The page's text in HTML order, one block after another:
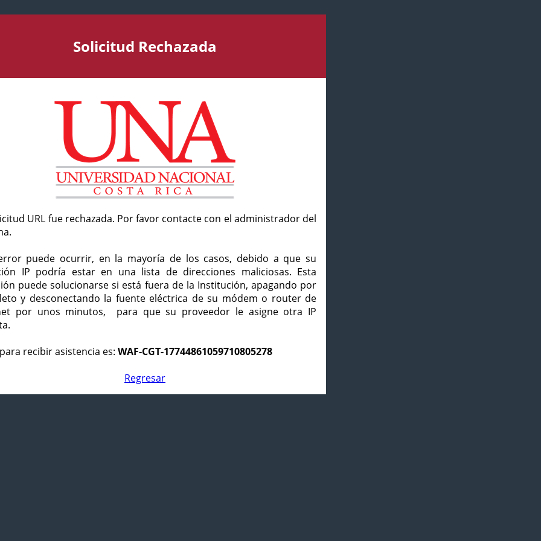
Solicitud Rechazada
URL fue rechazada. Por favor contacte con el administrador del
puede ocurrir, en la mayoría de los casos, debido a que su
IP podría estar en una lista de direcciones maliciosas. Esta
puede solucionarse si está fuera de la Institución, apagando por
y desconectando la fuente eléctrica de su módem o router de
por unos minutos, para que su proveedor le asigne otra IP
recibir asistencia es: WAF-CGT-17744861059710805278
Regresar